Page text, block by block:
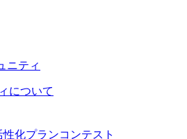
について
化プランコンテスト